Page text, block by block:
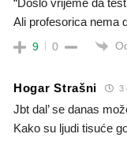
Ali profesorica
9 0
Hogar Strašni 3
Jbt dal’ se danas
Kako su ljudi tisuće